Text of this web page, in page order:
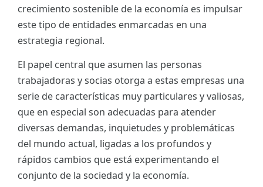
crecimiento sostenible de la economía es impulsar
este tipo de entidades enmarcadas en una
estrategia regional.
El papel central que asumen las personas
trabajadoras y socias otorga a estas empresas una
serie de características muy particulares y valiosas,
que en especial son adecuadas para atender
diversas demandas, inquietudes y problemáticas
del mundo actual, ligadas a los profundos y
rápidos cambios que está experimentando el
conjunto de la sociedad y la economía.